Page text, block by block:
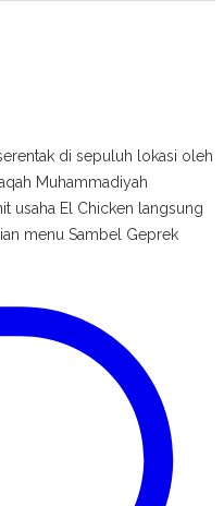
di sepuluh lokasi oleh
Muhammadiyah
usaha El Chicken langsung
menu Sambel Geprek